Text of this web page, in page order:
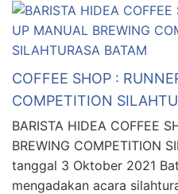
COFFEE SHOP :
COMPETITION
BARISTA HIDEA COFFEE
BREWING COMPETITION
tanggal 3 Oktober 2021
mengadakan acara